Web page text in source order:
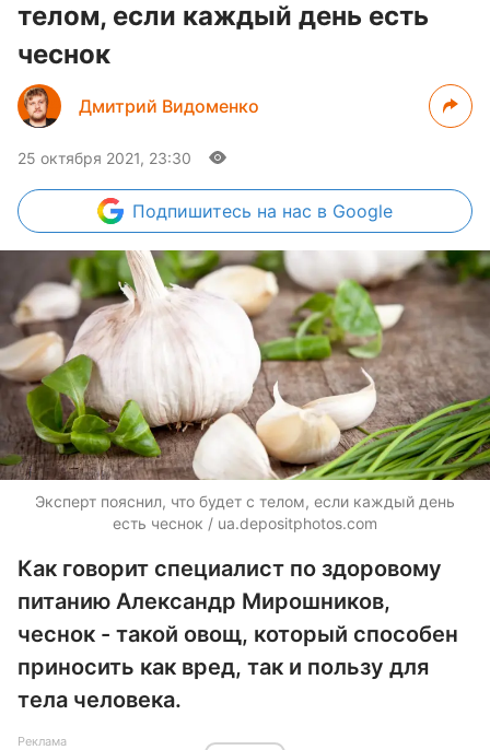
телом, если каждый день есть
чеснок
Дмитрий Видоменко
25 октября 2021, 23:30
Подпишитесь на нас в Google
Эксперт пояснил, что будет c телом, если каждый день
есть чеснок / ua.depositphotos.com
Как говорит специалист по здоровому
питанию Александр Мирошников,
чеснок - такой овощ, который способен
приносить как вред, так и пользу для
тела человека.
Реклама